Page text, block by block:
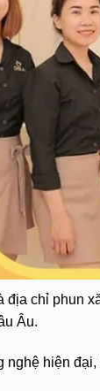
địa chỉ phun
Âu.
nghệ hiện